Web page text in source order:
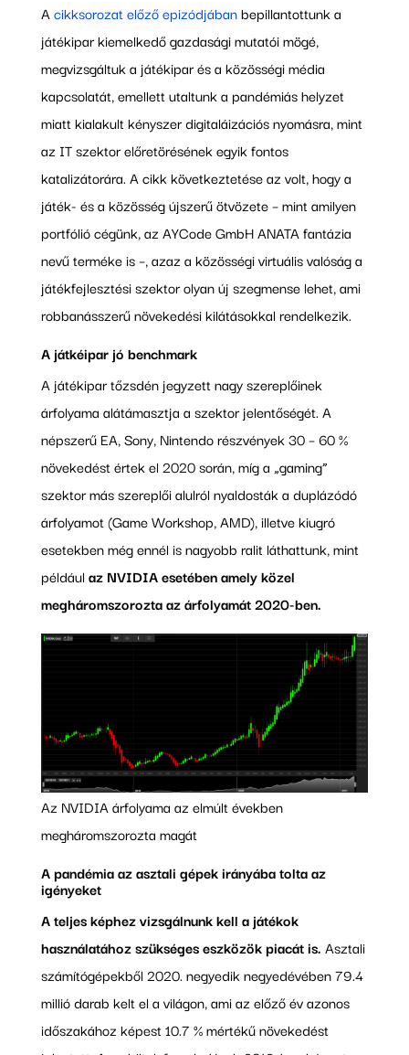
A cikksorozat előző epizódjábanbepillantottunk a
játékipar kiemelkedő gazdasági mutatói mögé,
megvizsgáltuk a játékipar és a közösségi média
kapcsolatát, emellett utaltunk a pandémiás helyzet
miatt kialakult kényszer digitaláizációs nyomásra, mint
az IT szektor előretörésének egyik fontos
katalizátorára. A cikk következtetése az volt, hogy a
játék- és a közösség újszerű ötvözete – mint amilyen
portfólió cégünk, az AYCode GmbH ANATA fantázia
nevű terméke is –, azaz a közösségi virtuális valóság a
játékfejlesztési szektor olyan új szegmense lehet, ami
robbanásszerű növekedési kilátásokkal rendelkezik.
A játkéipar jó benchmark
A játékipar tőzsdén jegyzett nagy szereplőinek
árfolyama alátámasztja a szektor jelentőségét. A
népszerű EA, Sony, Nintendo részvények 30 – 60 %
növekedést értek el 2020 során, míg a „gaming”
szektor más szereplői alulról nyaldosták a duplázódó
árfolyamot (Game Workshop, AMD), illetve kiugró
esetekben még ennél is nagyobb ralit láthattunk, mint
például az NVIDIA esetében amely közel
megháromszorozta az árfolyamát 2020-ben.
Az NVIDIA árfolyama az elmúlt években
megháromszorozta magát
A pandémia az asztali gépek irányába tolta az
igényeket
A teljes képhez vizsgálnunk kell a játékok
használatához szükséges eszközök piacát is. Asztali
számítógépekből 2020. negyedik negyedévében 79.4
millió darab kelt el a világon, ami az előző év azonos
időszakához képest 10.7 % mértékű növekedést